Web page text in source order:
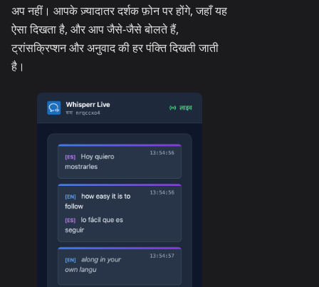
अप नहीं। आपके ज़्यादातर दर्शक फ़ोन पर होंगे, जहाँ यह
ऐसा दिखता है, और आप जैसे-जैसे बोलते हैं,
ट्रांसक्रिप्शन और अनुवाद की हर पंक्ति दिखती जाती
है।